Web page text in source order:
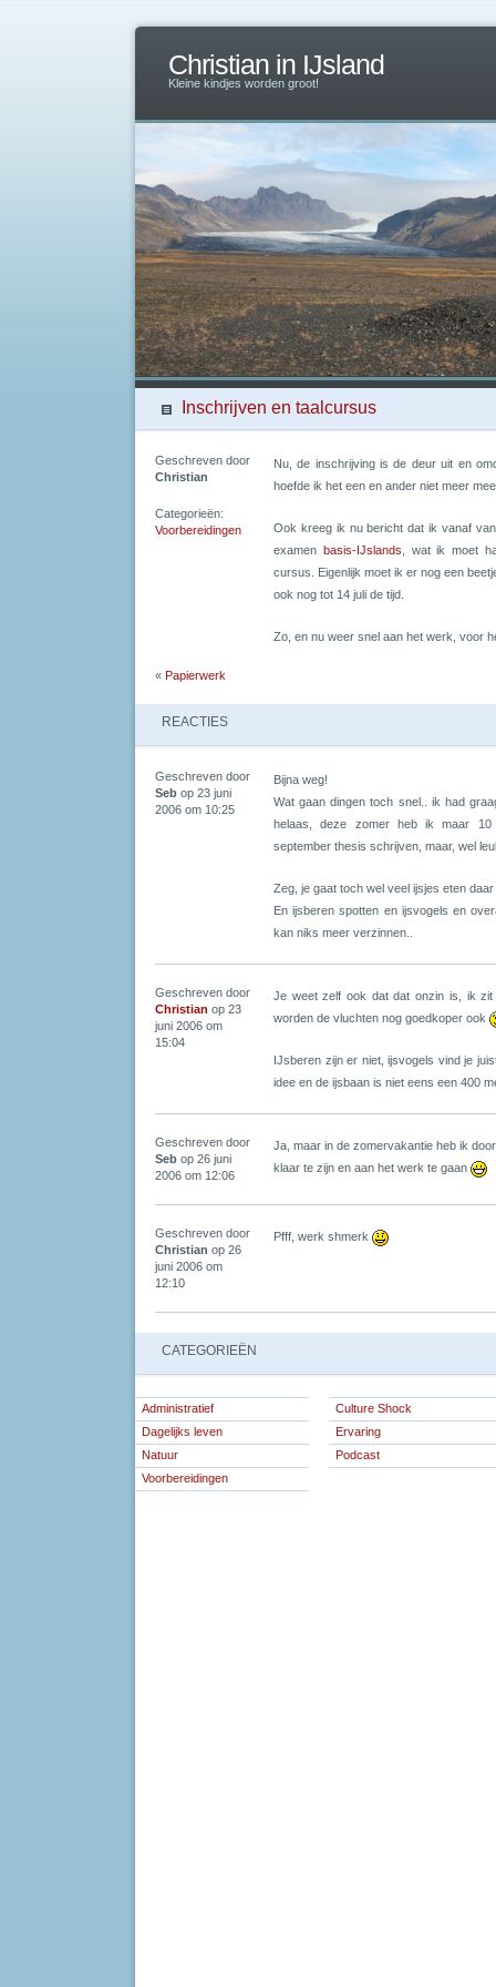
Christian in IJsland
Kleine kindjes worden groot!
Inschrijven en taalcursus
Nu, de inschrijving is de deur uit en
hoefde ik het een en ander niet meer
Ook kreeg ik nu bericht dat ik vanaf
examen basis-IJslands , wat ik moet
cursus. Eigenlijk moet ik er nog een
ook nog tot 14 juli de tijd.
Zo, en nu weer snel aan het werk, voor
Geschreven door
Christian
Categorieën:
Voorbereidingen
« Papierwerk
REACTIES
Bijna weg!
Wat gaan dingen toch snel.. ik had
helaas, deze zomer heb ik maar
september thesis schrijven, maar, wel
Zeg, je gaat toch wel veel ijsjes eten daar
En ijsberen spotten en ijsvogels en
kan niks meer verzinnen..
Geschreven door
Seb op 23 juni
2006 om 10:25
Je weet zelf ook dat dat onzin is, ik
worden de vluchten nog goedkoper ook
IJsberen zijn er niet, ijsvogels vind je
idee en de ijsbaan is niet eens een 400
Geschreven door
Christian op 23
juni 2006 om
15:04
Ja, maar in de zomervakantie heb ik
klaar te zijn en aan het werk te gaan
Geschreven door
Seb op 26 juni
2006 om 12:06
Pfff, werk shmerk
Geschreven door
Christian op 26
juni 2006 om
12:10
CATEGORIEËN
Administratief
Culture Shock
Dagelijks leven
Ervaring
Natuur
Podcast
Voorbereidingen